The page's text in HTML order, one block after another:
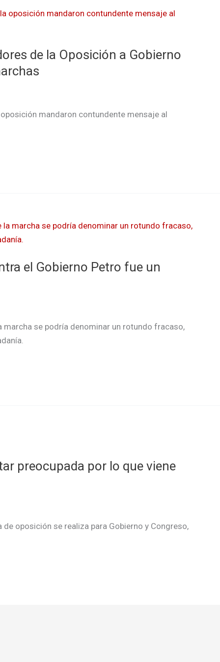
de la Oposición a Gobierno
mandaron contundente mensaje al
el Gobierno Petro fue un
marcha se podría denominar un rotundo fracaso,
preocupada por lo que viene
oposición se realiza para Gobierno y Congreso,